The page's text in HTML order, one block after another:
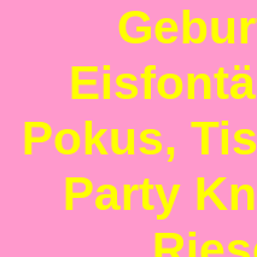
Pokus,
Party